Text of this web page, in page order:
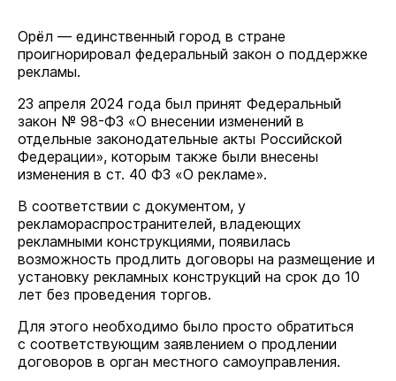
Орёл — единственный город в стране
проигнорировал федеральный закон о поддержке
рекламы.
23 апреля 2024 года был принят Федеральный
закон № 98-ФЗ «О внесении изменений в
отдельные законодательные акты Российской
Федерации», которым также были внесены
изменения в ст. 40 ФЗ «О рекламе».
В соответствии с документом, у
рекламораспространителей, владеющих
рекламными конструкциями, появилась
возможность продлить договоры на размещение и
установку рекламных конструкций на срок до 10
лет без проведения торгов.
Для этого необходимо было просто обратиться
с соответствующим заявлением о продлении
договоров в орган местного самоуправления.